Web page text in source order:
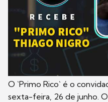
O `Primo Rico` é o
sexta-feira, 26 de junho.